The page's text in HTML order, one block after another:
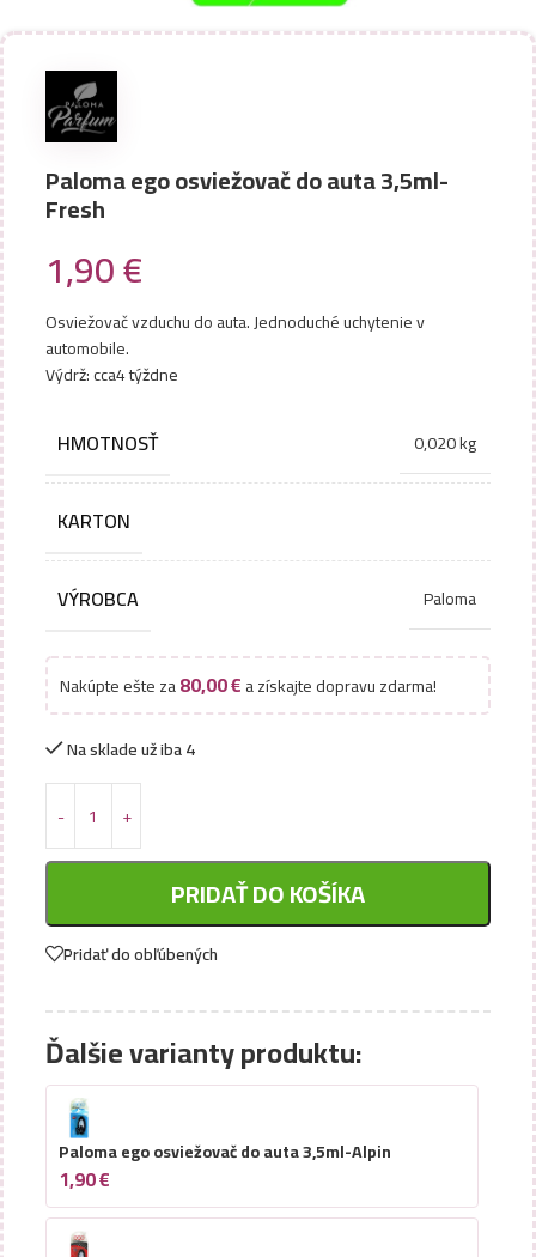
Paloma ego osviežovač do auta 3,5ml-
Fresh
1,90€
Osviežovač vzduchu do auta. Jednoduché uchytenie v
automobile.
Výdrž: cca4 týždne
HMOTNOSŤ 0,020 kg
KARTON
VÝROBCA Paloma
Nakúpte ešte za80,00€a získajte dopravu zdarma!
Na sklade už iba 4
PRIDAŤ DO KOŠÍKA
Pridať do obľúbených
Ďalšie varianty produktu:
Paloma ego osviežovač do auta 3,5ml-Alpin
1,90€